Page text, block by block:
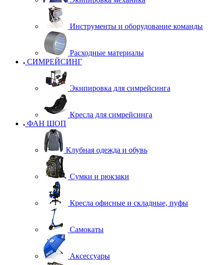
Инструменты и оборудование команды
Расходные материалы
СИМРЕЙСИНГ
Экипировка для симрейсинга
Кресла для симрейсинга
ФАН ШОП
Клубная одежда и обувь
Сумки и рюкзаки
Кресла офисные и складные, пуфы
Самокаты
Аксессуары